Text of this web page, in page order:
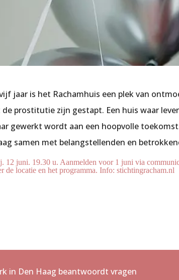
jaar is het Rachamhuis een plek van
prostitutie zijn gestapt. Een huis waar
gewerkt wordt aan een hoopvolle
samen met belangstellenden en
12 juni. 19.30 u. Aanmelden voor 1 juni via
de locatie en het programma. Info: stichtingracham.nl
in Den Haag beantwoordt vragen